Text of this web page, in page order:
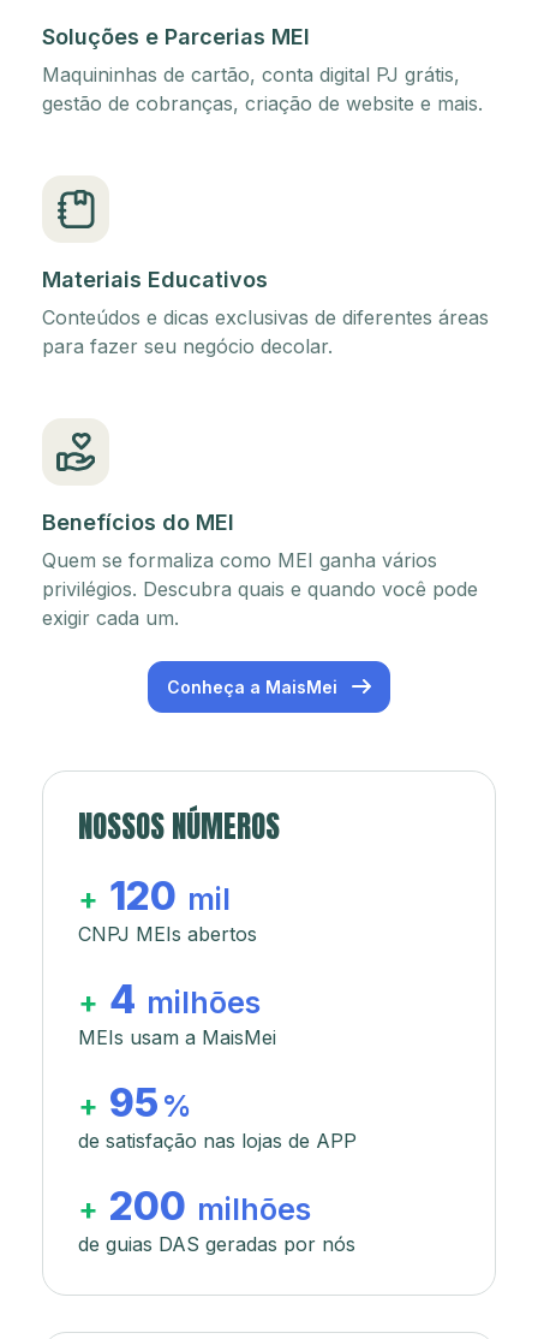
Soluções e Parcerias MEI
Maquininhas de cartão, conta digital PJ grátis,
gestão de cobranças, criação de website e mais.
Materiais Educativos
Conteúdos e dicas exclusivas de diferentes áreas
para fazer seu negócio decolar.
Benefícios do MEI
Quem se formaliza como MEI ganha vários
privilégios. Descubra quais e quando você pode
exigir cada um.
Conheça a MaisMei
NOSSOS NÚMEROS
+ 120 mil
CNPJ MEIs abertos
+ 4 milhões
MEIs usam a MaisMei
+ 95 %
de satisfação nas lojas de APP
+ 200 milhões
de guias DAS geradas por nós